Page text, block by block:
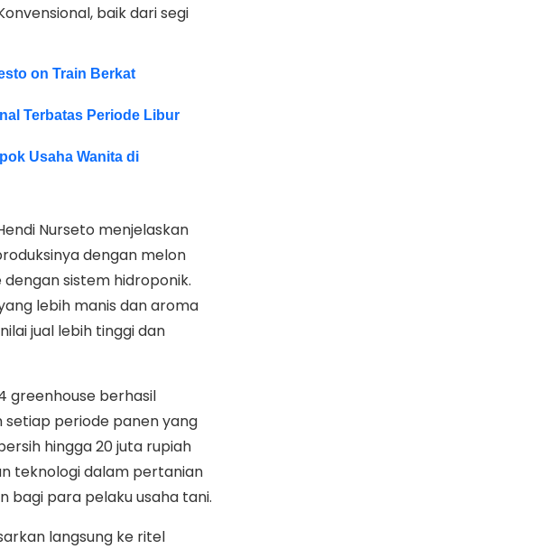
baik dari segi
on Train Berkat
Terbatas Periode Libur
Usaha Wanita di
Nurseto menjelaskan
dengan melon
sistem hidroponik.
lebih manis dan aroma
jual lebih tinggi dan
greenhouse berhasil
setiap periode panen yang
hingga 20 juta rupiah
teknologi dalam pertanian
bagi para pelaku usaha tani.
langsung ke ritel